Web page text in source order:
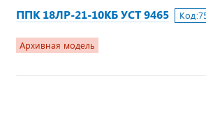
ППК 18ЛР-21-10КБ УСТ 9465 Код:
Архивная модель